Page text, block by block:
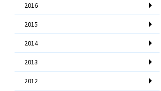
2016
2015
2014
2013
2012